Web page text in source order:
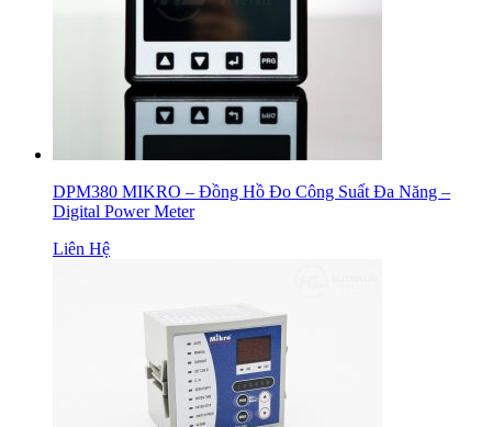
DPM380 MIKRO – Đồng Hồ Đo Công Suất Đa Năng –
Digital Power Meter
Liên Hệ